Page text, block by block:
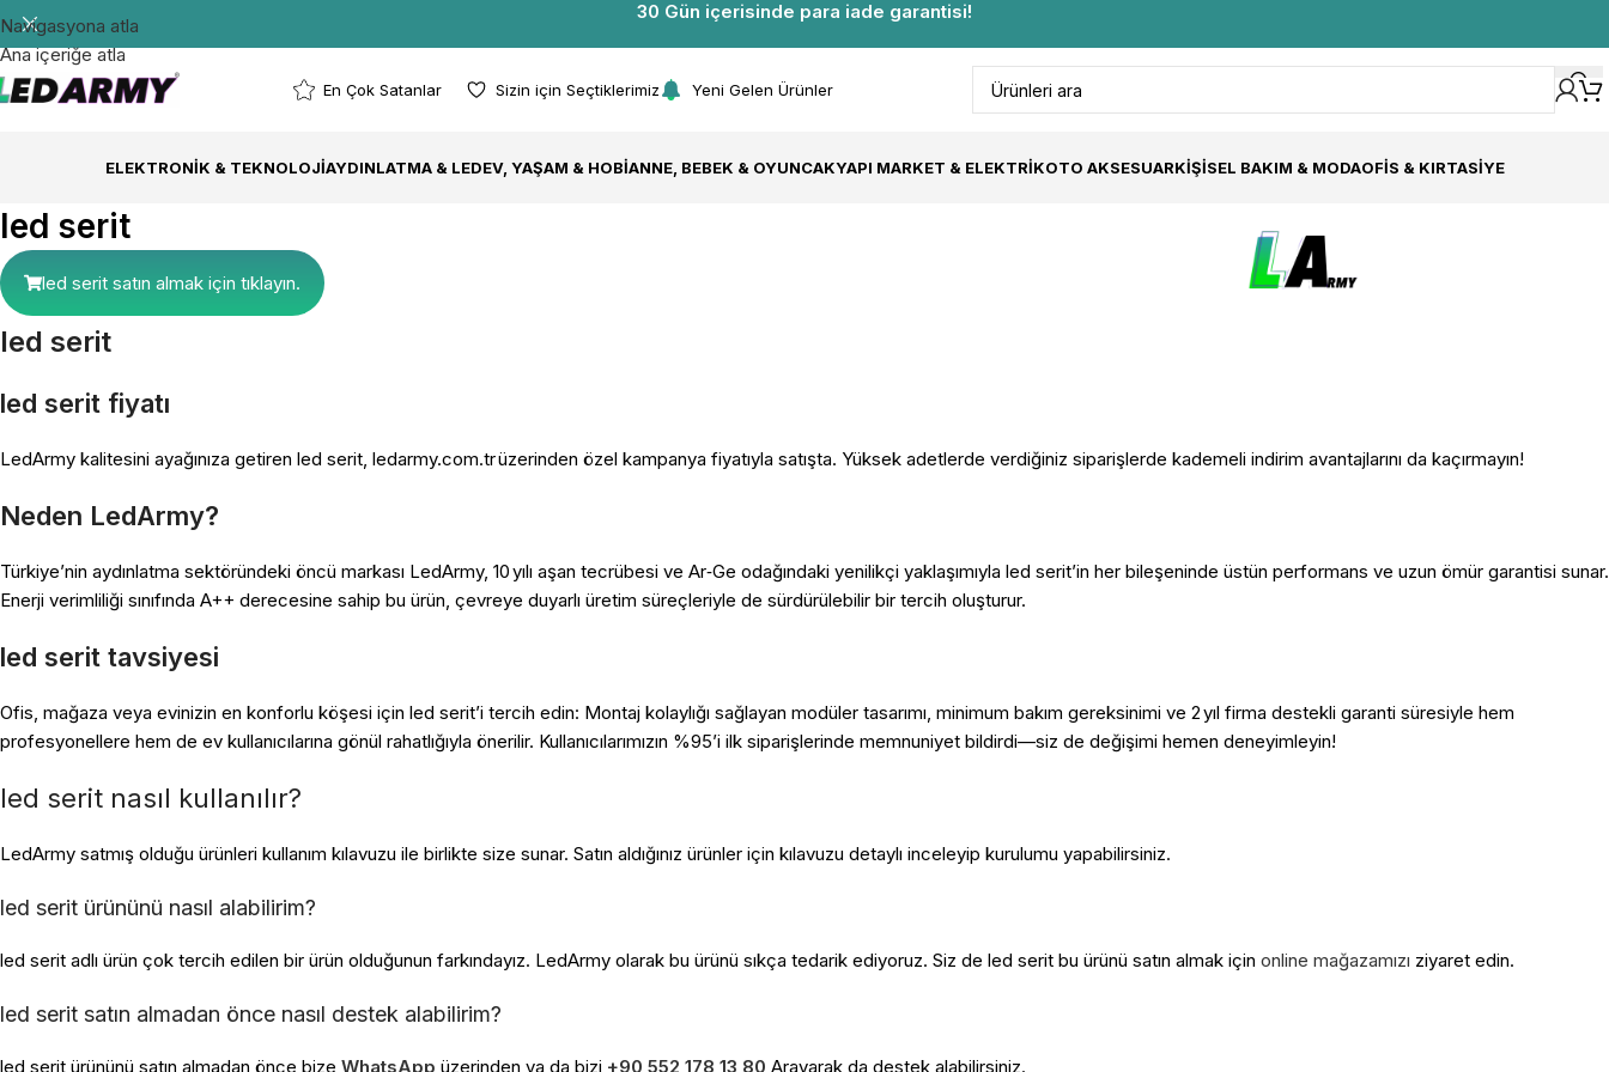
Navigasyona atla
Ana içeriğe atla
30 Gün içerisinde para iade garantisi!
En Çok Satanlar Sizin için Seçtiklerimiz Yeni Gelen Ürünler
ELEKTRONIK & TEKNOLOJIAYDINLATMA & LEDEV, YAŞAM & HOBIANNE, BEBEK & OYUNCAKYAPI MARKET & ELEKTRIKOTO AKSESUARKIŞISEL BAKIM & MODAOFIS & KIRTASIYE
led serit
led serit satın almak için tıklayın.
led serit
led serit fiyatı
LedArmy kalitesini ayağınıza getiren led serit, ledarmy.com.tr üzerinden özel kampanya fiyatıyla satışta. Yüksek adetlerde verdiğiniz siparişlerde kademeli indirim avantajlarını da kaçırmayın!
Neden LedArmy?
Türkiye’nin aydınlatma sektöründeki öncü markası LedArmy, 10 yılı aşan tecrübesi ve Ar‑Ge odağındaki yenilikçi yaklaşımıyla led serit’in her bileşeninde üstün performans ve uzun ömür garantisi sunar.
Enerji verimliliği sınıfında A++ derecesine sahip bu ürün, çevreye duyarlı üretim süreçleriyle de sürdürülebilir bir tercih oluşturur.
led serit tavsiyesi
Ofis, mağaza veya evinizin en konforlu köşesi için led serit’i tercih edin: Montaj kolaylığı sağlayan modüler tasarımı, minimum bakım gereksinimi ve 2 yıl firma destekli garanti süresiyle hem
profesyonellere hem de ev kullanıcılarına gönül rahatlığıyla önerilir. Kullanıcılarımızın %95’i ilk siparişlerinde memnuniyet bildirdi—siz de değişimi hemen deneyimleyin!
led serit nasıl kullanılır?
LedArmy satmış olduğu ürünleri kullanım kılavuzu ile birlikte size sunar. Satın aldığınız ürünler için kılavuzu detaylı inceleyip kurulumu yapabilirsiniz.
led serit ürününü nasıl alabilirim?
led serit adlı ürün çok tercih edilen bir ürün olduğunun farkındayız. LedArmy olarak bu ürünü sıkça tedarik ediyoruz. Siz de led serit bu ürünü satın almak için online mağazamızı ziyaret edin.
led serit satın almadan önce nasıl destek alabilirim?
led serit ürününü satın almadan önce bize WhatsApp üzerinden ya da bizi +90 552 178 13 80 Arayarak da destek alabilirsiniz.